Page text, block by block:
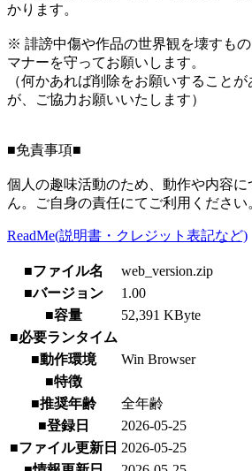
かります。
※ 誹謗中傷や作品の世界観を壊すもの
マナーを守ってお願いします。
（何かあれば削除をお願いすること
が、ご協力お願いいたします）
■免責事項■
個人の趣味活動のため、動作や内容
ん。ご自身の責任にてご利用ください
ReadMe(説明書・クレジット表記など)
■ファイル名
web_version.zip
■バージョン
1.00
■容量
52,391 KByte
■必要ランタイム
■動作環境
Win Browser
■特徴
■推奨年齢
全年齢
■登録日
2026-05-25
■ファイル更新日 2026-05-25